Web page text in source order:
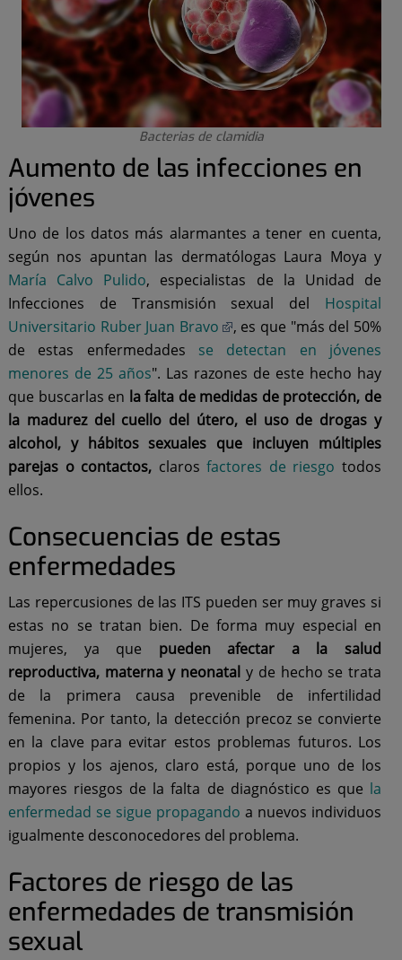
Bacterias de clamidia
Aumento de las infecciones en
jóvenes
Uno de los datos más alarmantes a tener en cuenta,
según nos apuntan las dermatólogas Laura Moya y
María Calvo Pulido, especialistas de la Unidad de
Infecciones de Transmisión sexual del Hospital
Universitario Ruber Juan Bravo
, es que "más del 50%
de estas enfermedades se detectan en jóvenes
menores de 25 años". Las razones de este hecho hay
que buscarlas en la falta de medidas de protección, de
la madurez del cuello del útero, el uso de drogas y
alcohol, y hábitos sexuales que incluyen múltiples
parejas o contactos, clarosfactores de riesgo todos
ellos.
Consecuencias de estas
enfermedades
Las repercusiones de las ITS pueden ser muy graves si
estas no se tratan bien. De forma muy especial en
mujeres, ya que pueden afectar a la salud
reproductiva, materna y neonatal y de hecho se trata
de la primera causa prevenible de infertilidad
femenina. Por tanto, la detección precoz se convierte
en la clave para evitar estos problemas futuros. Los
propios y los ajenos, claro está, porque uno de los
mayores riesgos de la falta de diagnóstico es que la
enfermedad se sigue propagando a nuevos individuos
igualmente desconocedores del problema.
Factores de riesgo de las
enfermedades de transmisión
sexual